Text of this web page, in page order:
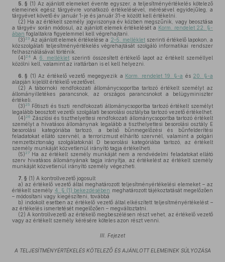
5. § (1) Az ajánlott elemeket évente egyszer, a teljesítményértékelés kötelező
elemeinek egész tárgyévre vonatkozó értékelésével, mérésével egyidejűleg, a
tárgyévet követő év január 1-je és január 31-e között kell értékelni.
(2) Ha az értékelt személy jogviszonya év közben megszűnik, vagy beosztása
a tárgyév során módosul, az ajánlott elemek értékelését a Korm. rendelet 22. §-
ában foglaltakra figyelemmel kell végrehajtani.
(3) 23 Az ajánlott elemek értékelése a 2–5. mellékletszerinti értékelő lapokon, a
közszolgálati teljesítményértékelés végrehajtását szolgáló informatikai rendszer
felhasználásával történik.
(4) 24 A 6. melléklet szerinti összesített értékelő lapot az értékelt személlyel
közölni kell, valamint az irattárban is el kell helyezni.
6. § (1) Az értékelő vezető megegyezik a Korm. rendelet 19. §-a és 20. §-a
alapján kijelölt értékelő vezetővel.
(2) A tábornoki rendfokozati állománycsoportba tartozó értékelt személyt az
állományilletékes parancsnok, az országos parancsnokot a belügyminiszter
értékeli.
(3) 25 Főtiszti és tiszti rendfokozati állománycsoportba tartozó értékelt személyt
legalább beosztott vezetői szolgálati besorolási osztályba tartozó vezető értékelhet.
(4) 26 Zászlósi és tiszthelyettesi rendfokozati állománycsoportba tartozó értékelt
személyt a hivatásos állománynak legalább a tiszthelyettesi besorolási osztály E
besorolási kategóriába tartozó, a belső bűnmegelőzési és bűnfelderítési
feladatokat ellátó szervnél, a terrorizmust elhárító szervnél, valamint a polgári
nemzetbiztonság szolgálatoknál D besorolási kategóriába tartozó, az értékelt
személy munkáját közvetlenül irányító tagja értékelheti.
(5) 27 Ha az értékelt személy munkáját nem a rendvédelmi feladatokat ellátó
szerv hivatásos állományának tagja irányítja, az értékelést az értékelt személy
munkáját közvetlenül irányító személy végezheti.
7. § (1) A kontrollvezető jogosult
a) az értékelő vezető által meghatározott teljesítményértékelési elemeket – az
értékelt személy 4. § (1) bekezdésében meghatározott tájékoztatását megelőzően
– módosítani vagy kiegészíteni, továbbá
b) indokolt esetben az értékelő vezető által elkészített teljesítményértékelést –
az értékelés ismertetését megelőzően – megváltoztatni.
(2) A kontrollvezető az értékelő megbeszélésen részt vehet, az értékelő vezető
vagy az értékelt személy kérésére köteles azon részt venni.
III. Fejezet
A TELJESÍTMÉNYÉRTÉKELÉS KÖTELEZŐ ÉS AJÁNLOTT ELEMEINEK SÚLYOZÁSA